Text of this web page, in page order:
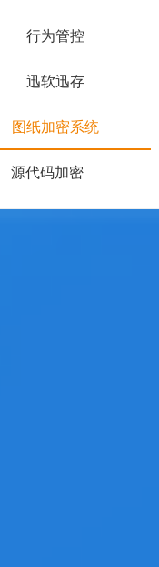
行为管控
迅软迅存
图纸加密系统
源代码加密